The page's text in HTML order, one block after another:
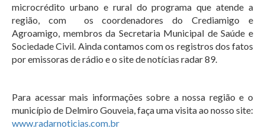
microcrédito urbano e rural do programa que atende a
região, com os coordenadores do Crediamigo e
Agroamigo, membros da Secretaria Municipal de Saúde e
Sociedade Civil. Ainda contamos com os registros dos fatos
por emissoras de rádio e o site de notícias radar 89.
Para acessar mais informações sobre a nossa região e o
município de Delmiro Gouveia, faça uma visita ao nosso site:
www.radarnoticias.com.br